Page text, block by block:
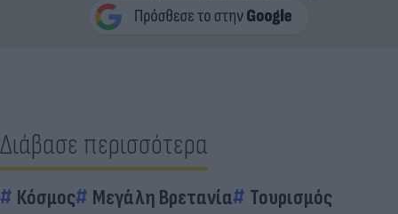
Διάβασε περισσότερα
Κόσμος Μεγάλη Βρετανία
Τουρισμός